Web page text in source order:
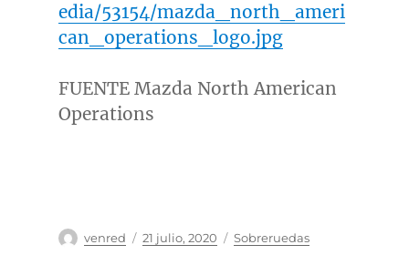
edia/53154/mazda_north_ameri
can_operations_logo.jpg
FUENTE Mazda North American
Operations
Autor
venred
Publicado
21 julio, 2020 Categorías
Sobreruedas